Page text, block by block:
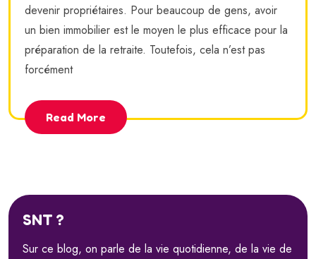
devenir propriétaires. Pour beaucoup de gens, avoir
un bien immobilier est le moyen le plus efficace pour la
préparation de la retraite. Toutefois, cela n’est pas
forcément
Read More
SNT ?
Sur ce blog, on parle de la vie quotidienne, de la vie de